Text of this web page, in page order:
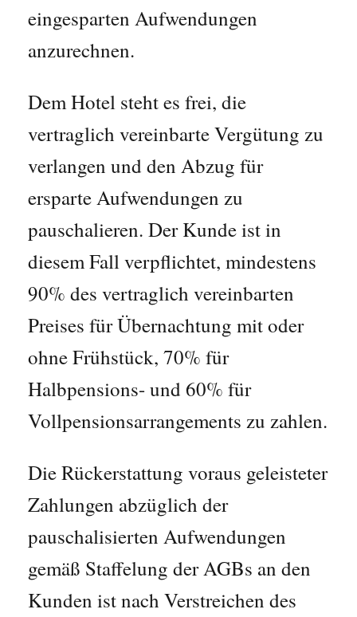
eingesparten Aufwendungen
anzurechnen.
Dem Hotel steht es frei, die
vertraglich vereinbarte Vergütung zu
verlangen und den Abzug für
ersparte Aufwendungen zu
pauschalieren. Der Kunde ist in
diesem Fall verpflichtet, mindestens
90% des vertraglich vereinbarten
Preises für Übernachtung mit oder
ohne Frühstück, 70% für
Halbpensions- und 60% für
Vollpensionsarrangements zu zahlen.
Die Rückerstattung voraus geleisteter
Zahlungen abzüglich der
pauschalisierten Aufwendungen
gemäß Staffelung der AGBs an den
Kunden ist nach Verstreichen des